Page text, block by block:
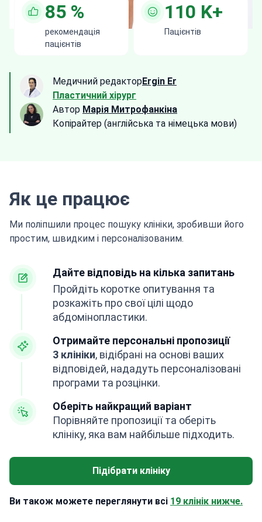
85 %
рекомендація
пацієнтів
110 K+
Пацієнтів
Медичний редакторErgin Er
Пластичний хірург
Автор Марія Митрофанкіна
Копірайтер (англійська та німецька мови)
Як це працює
Ми поліпшили процес пошуку клініки, зробивши його
простим, швидким і персоналізованим.
Дайте відповідь на кілька запитань
Пройдіть коротке опитування та
розкажіть про свої цілі щодо
абдомінопластики.
Отримайте персональні пропозиції
3 клініки, відібрані на основі ваших
відповідей, нададуть персоналізовані
програми та розцінки.
Оберіть найкращий варіант
Порівняйте пропозиції та оберіть
клініку, яка вам найбільше підходить.
Підібрати клініку
Ви також можете переглянути всі 19 клінік нижче.